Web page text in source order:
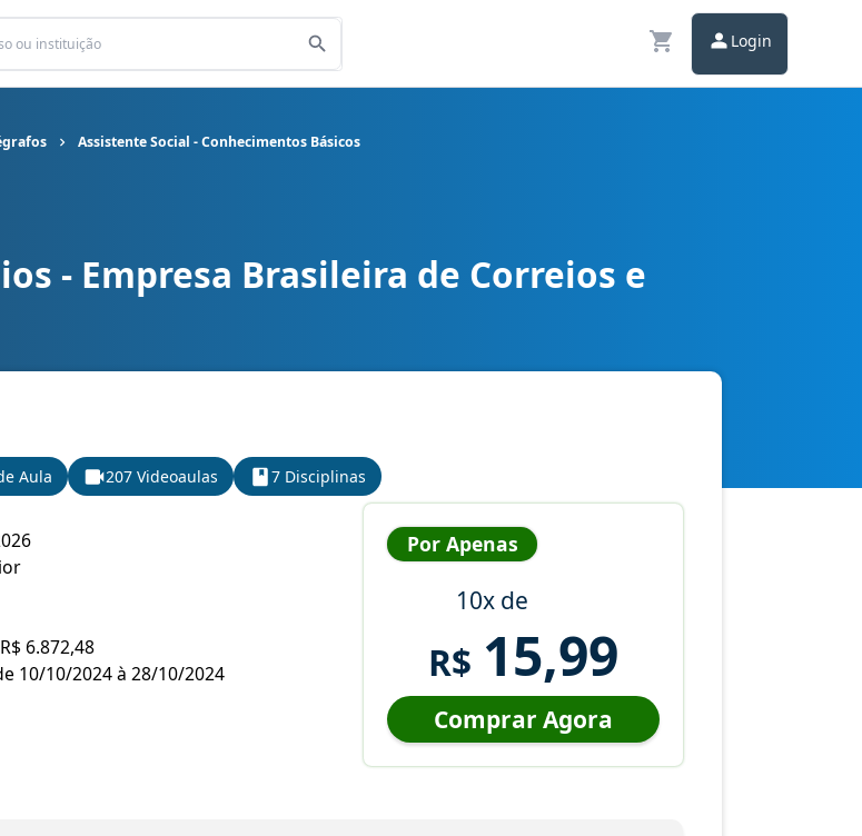
Login
Assistente Social - Conhecimentos Básicos
cargo Assistente Social - Conhecimentos Básicos
- Empresa Brasileira de Correios e
Aula 207 Videoaulas 7 Disciplinas
6.872,48
10/10/2024 à 28/10/2024
Por Apenas
10x de
R$ 15,99
Comprar Agora